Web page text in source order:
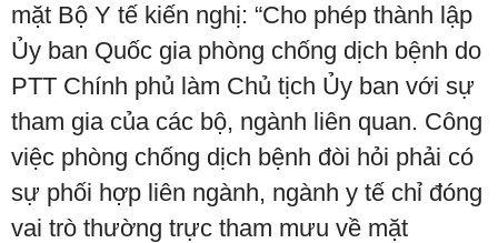
mặt Bộ Y tế kiến nghị: “Cho phép thành lập
Ủy ban Quốc gia phòng chống dịch bệnh do
PTT Chính phủ làm Chủ tịch Ủy ban với sự
tham gia của các bộ, ngành liên quan. Công
việc phòng chống dịch bệnh đòi hỏi phải có
sự phối hợp liên ngành, ngành y tế chỉ đóng
vai trò thường trực tham mưu về mặt